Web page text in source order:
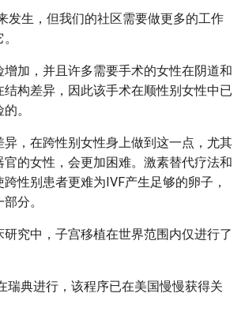
发生，但我们的社区需要做更多的工作
增加，并且许多需要手术的女性在阴道和
构差异，因此该手术在顺性别女性中已
。
异，在跨性别女性身上做到这一点，尤其
官的女性，会更加困难。激素替代疗法和
性别患者更难为IVF产生足够的卵子，
分。
究中，子宫移植在世界范围内仅进行了
瑞典进行，该程序已在美国慢慢获得关